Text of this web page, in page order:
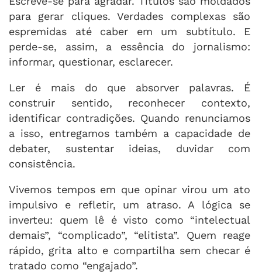
para gerar cliques. Verdades complexas são
espremidas até caber em um subtítulo. E
perde-se, assim, a essência do jornalismo:
informar, questionar, esclarecer.
Ler é mais do que absorver palavras. É
construir sentido, reconhecer contexto,
identificar contradições. Quando renunciamos
a isso, entregamos também a capacidade de
debater, sustentar ideias, duvidar com
consistência.
Vivemos tempos em que opinar virou um ato
impulsivo e refletir, um atraso. A lógica se
inverteu: quem lê é visto como “intelectual
demais”, “complicado”, “elitista”. Quem reage
rápido, grita alto e compartilha sem checar é
tratado como “engajado”.